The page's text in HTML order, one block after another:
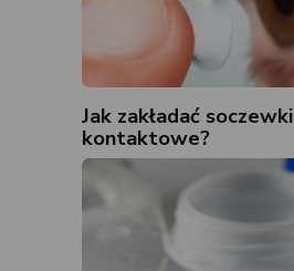
Jak zakładać soczewki
kontaktowe?